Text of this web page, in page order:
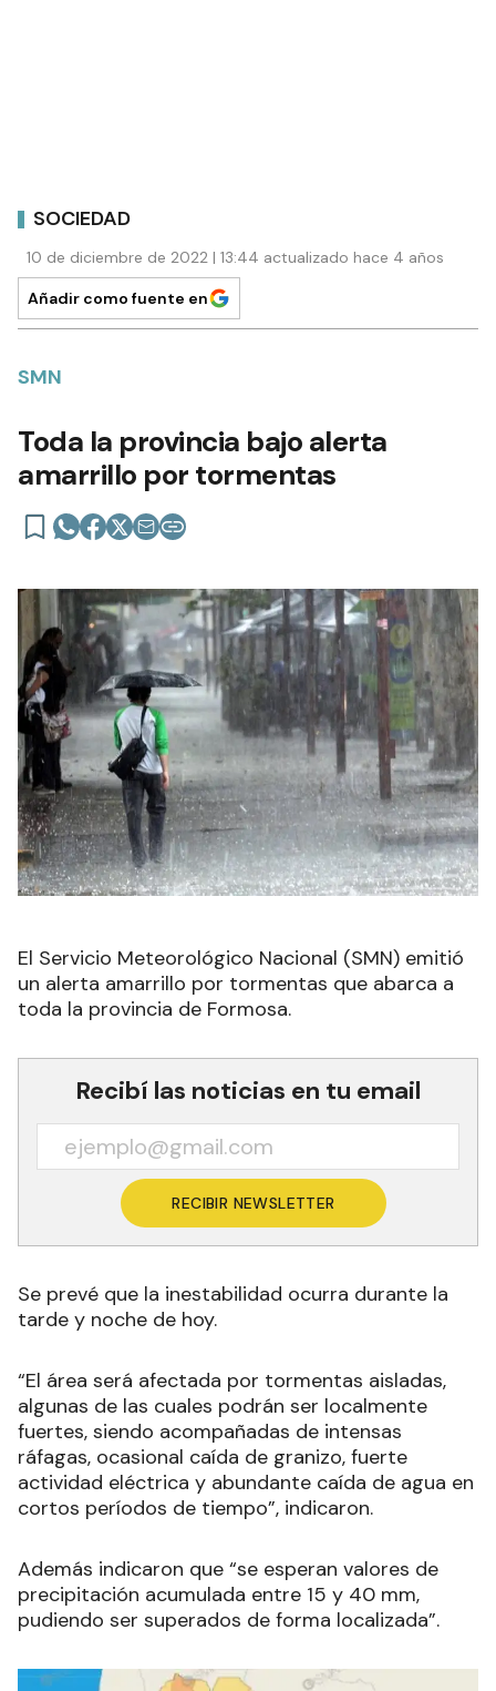
SOCIEDAD
10 de diciembre de 2022 | 13:44 actualizado hace 4 años
Añadir como fuente en
SMN
Toda la provincia bajo alerta
amarrillo por tormentas
El Servicio Meteorológico Nacional (SMN) emitió
un alerta amarrillo por tormentas que abarca a
toda la provincia de Formosa.
Recibí las noticias en tu email
RECIBIR NEWSLETTER
Se prevé que la inestabilidad ocurra durante la
tarde y noche de hoy.
“El área será afectada por tormentas aisladas,
algunas de las cuales podrán ser localmente
fuertes, siendo acompañadas de intensas
ráfagas, ocasional caída de granizo, fuerte
actividad eléctrica y abundante caída de agua en
cortos períodos de tiempo”, indicaron.
Además indicaron que “se esperan valores de
precipitación acumulada entre 15 y 40 mm,
pudiendo ser superados de forma localizada”.